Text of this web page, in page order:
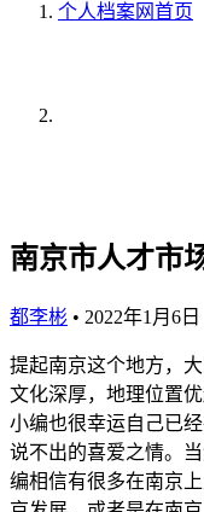
个人档案网首页
南京市人才市
都李彬 • 2022年1月6日
提起南京这个地方，
文化深厚，地理位置
小编也很幸运自己已
说不出的喜爱之情。
编相信有很多在南京